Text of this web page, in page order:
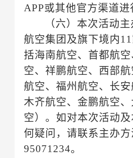
APP或其他官方渠道进
航空集团及旗下境内
95071234。